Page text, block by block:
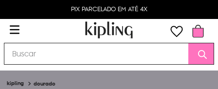
PIX PARCELADO EM ATÉ 4X
Buscar
dourado